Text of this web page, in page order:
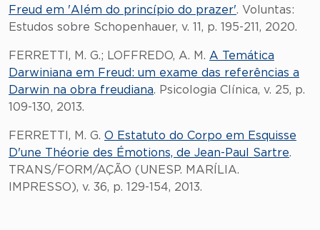
Freud em 'Além do princípio do prazer'. Voluntas:
Estudos sobre Schopenhauer, v. 11, p. 195-211, 2020.
FERRETTI, M. G.; LOFFREDO, A. M. A Temática
Darwiniana em Freud: um exame das referências a
Darwin na obra freudiana. Psicologia Clínica, v. 25, p.
109-130, 2013.
FERRETTI, M. G. O Estatuto do Corpo em Esquisse
D'une Théorie des Émotions, de Jean-Paul Sartre.
TRANS/FORM/AÇÃO (UNESP. MARÍLIA.
IMPRESSO), v. 36, p. 129-154, 2013.